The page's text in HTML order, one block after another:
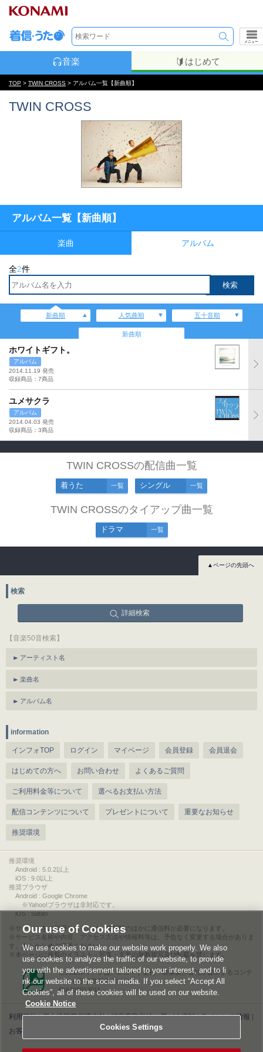
メニュー
音楽 はじめて
TOP > TWIN CROSS > アルバム一覧【新曲順】
TWIN CROSS
アルバム一覧【新曲順】
楽曲 アルバム
全2件
新曲順 人気曲順 五十音順
新曲順
ホワイトギフト。
アルバム
2014.11.19 発売
収録商品：7商品
ユメサクラ
アルバム
2014.04.03 発売
収録商品：3商品
TWIN CROSSの配信曲一覧
着うた 一覧 シングル 一覧
TWIN CROSSのタイアップ曲一覧
ドラマ 一覧
▲ページの先頭へ
検索
詳細検索
【音楽50音検索】
アーティスト名
楽曲名
アルバム名
information
インフォTOP ログイン マイページ 会員登録 会員退会
はじめての方へ お問い合わせ よくあるご質問
ご利用料金等について 選べるお支払い方法
配信コンテンツについて プレゼントについて 重要なお知らせ
推奨環境
推奨環境
Android : 5.0.2以上
iOS : 9.0以上
推奨ブラウザ
Android : Google Chrome
※Yahoo!ブラウザは非対応です。
iOS : Safari
サービスをご利用されるには、情報料のほかに通信料が必要になります。
サービス名称や内容、アクセス方法や情報料等は、予告なく変更する場合がありま
す。あらかじめご了承ください。
本ページに掲載のイラスト・写真・文章の無断複写及び転載を禁じます。
このエルマークは、レコード会社・映像製作会社が提供するコンテ
ンツを示す登録商標です。
RIAJ00013011
利用規約|個人情報等保護方針|特定商取引法に基づく表記|ライセンス情報
お客様情報の外部送信について|Cookies Settings
Our use of Cookies
We use cookies to make our website work properly. We also
use cookies to analyze the traffic of our website, to provide
you with the advertisement tailored to your interest, and to li
nk our website to the social media. If you select “Accept All
Cookies”, all of these cookies will be used on our website.
Cookie Notice
Cookies Settings